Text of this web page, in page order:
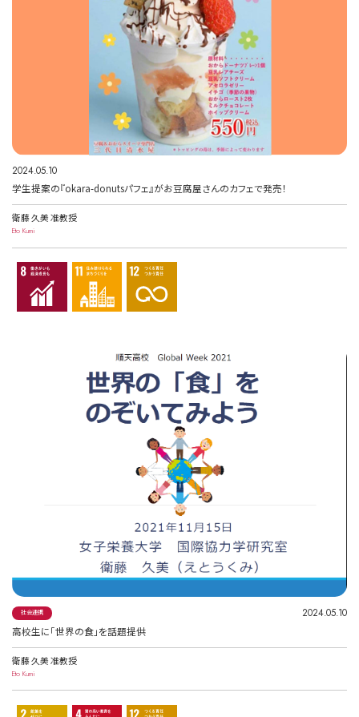
2024.05.10
学生提案の『okara-donutsパフェ』がお豆腐屋さんのカフェで発売！
衛藤 久美 准教授
Eto Kumi
社会連携 2024.05.10
高校生に「世界の食」を話題提供
衛藤 久美 准教授
Eto Kumi